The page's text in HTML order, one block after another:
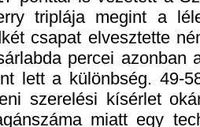
triplája megint a
csapat elvesztette
percei azonban
lett a különbség. 49-
szerelési kísérlet
miatt egy